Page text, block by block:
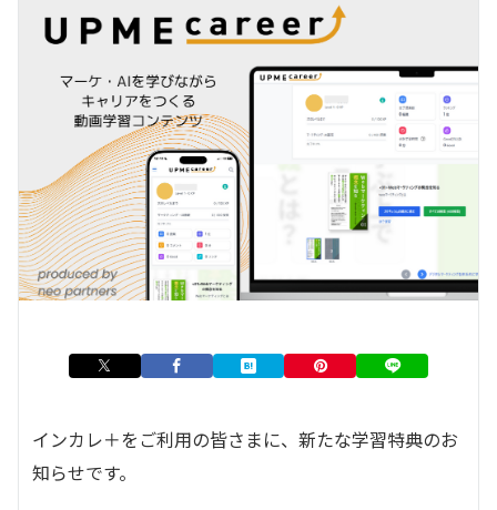
インカレ＋をご利用の皆さまに、新たな学習特典のお
知らせです。